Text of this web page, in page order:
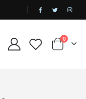
|
Cart
0tuotetta